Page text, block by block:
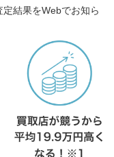
定結果をWebでお知ら